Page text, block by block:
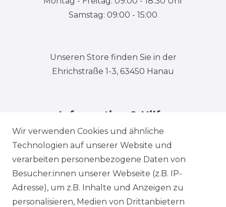
Wir verwenden Cookies und ähnliche
Technologien auf unserer Website und
verarbeiten personenbezogene Daten von
Besucher:innen unserer Webseite (z.B. IP-
Adresse), um z.B. Inhalte und Anzeigen zu
personalisieren, Medien von Drittanbietern
Samstag: 09:00 - 15:00
Unseren Store finden Sie in der
Ehrichstraße 1-3, 63450 Hanau
Information & Hilfe
Impressum Daten­schutz­erklärung